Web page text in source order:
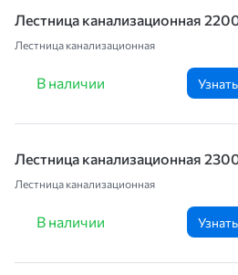
Лестница канализационная
Лестница канализационная
В наличии
Лестница канализационная
Лестница канализационная
В наличии